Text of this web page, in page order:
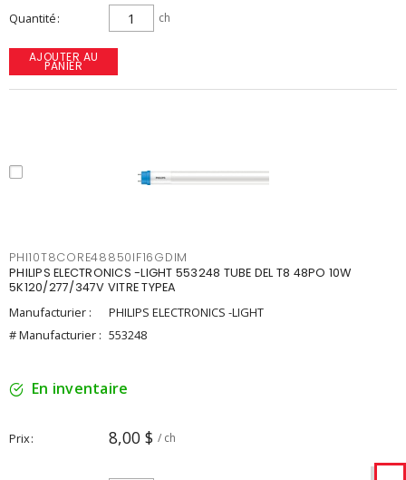
Quantité ch
AJOUTER AU
PANIER
PHI10T8CORE48850IF16GDIM
PHILIPS ELECTRONICS -LIGHT 553248 TUBE DEL T8 48PO 10W
5K120/277/347V VITRE TYPEA
Manufacturier :
PHILIPS ELECTRONICS -LIGHT
# Manufacturier : 553248
En inventaire
Prix 8,00 $ / ch